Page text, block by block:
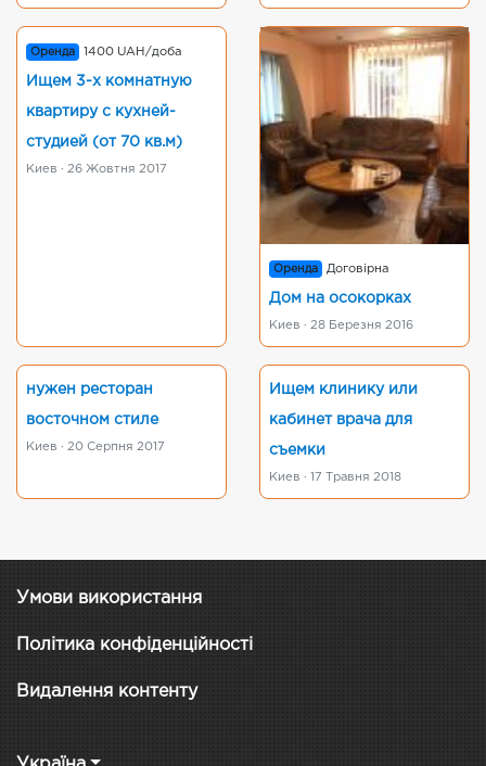
Оренда 1400 UAH/доба
Ищем 3-х комнатную
квартиру с кухней-
студией (от 70 кв.м)
Киев · 26 Жовтня 2017
Оренда Договірна
Дом на осокорках
Киев · 28 Березня 2016
нужен ресторан
восточном стиле
Киев · 20 Серпня 2017
Ищем клинику или
кабинет врача для
съемки
Киев · 17 Травня 2018
Умови використання
Політика конфіденційності
Видалення контенту